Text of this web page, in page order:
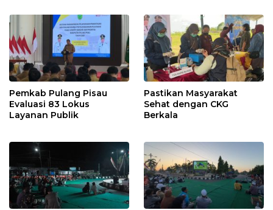
Pemkab Pulang Pisau
Evaluasi 83 Lokus
Layanan Publik
Pastikan Masyarakat
Sehat dengan CKG
Berkala